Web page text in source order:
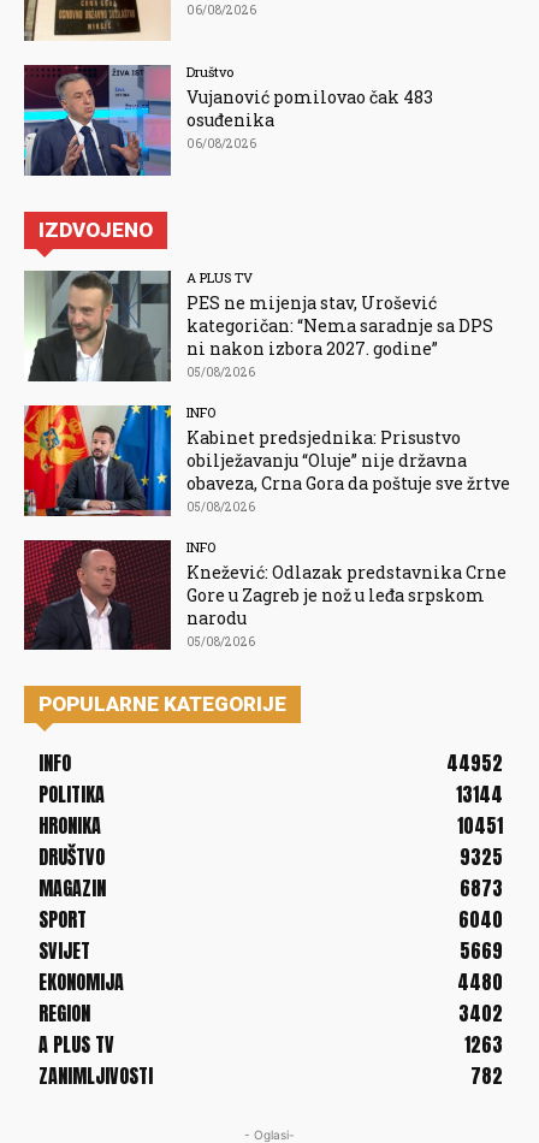
06/08/2026
Društvo
Vujanović pomilovao čak 483
osuđenika
06/08/2026
IZDVOJENO
A PLUS TV
PES ne mijenja stav, Urošević
kategoričan: “Nema saradnje sa DPS
ni nakon izbora 2027. godine”
05/08/2026
INFO
Kabinet predsjednika: Prisustvo
obilježavanju “Oluje” nije državna
obaveza, Crna Gora da poštuje sve žrtve
05/08/2026
INFO
Knežević: Odlazak predstavnika Crne
Gore u Zagreb je nož u leđa srpskom
narodu
05/08/2026
POPULARNE KATEGORIJE
INFO
44952
POLITIKA
13144
HRONIKA
10451
DRUŠTVO
9325
MAGAZIN
6873
SPORT
6040
SVIJET
5669
EKONOMIJA
4480
REGION
3402
A PLUS TV
1263
ZANIMLJIVOSTI
782
- Oglasi-